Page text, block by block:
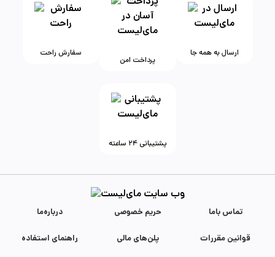
سفارش راحت
پرداخت امن
ارسال به همه جا
پشتیبانی ۲۴ ساعته
درباره‌ما حریم خصوصی تماس با‌ما
راهنمای استفاده پلن‌های مالی قوانین مقررات